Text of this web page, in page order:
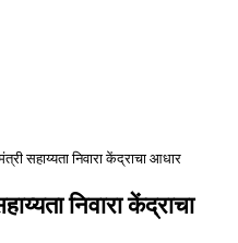
सहाय्यता निवारा केंद्राचा आधार
निवारा केंद्राचा